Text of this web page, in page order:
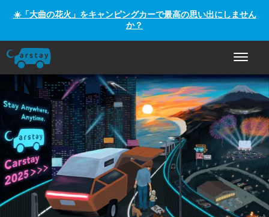
☀️「大曲の花火」をキャンピングカーで最高の思い出にしません
か？
ナビゲ